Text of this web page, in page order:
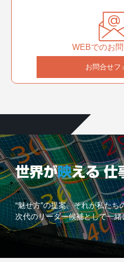
WEBでのお
お問合せフ
“魅せ方”の提案、それが私たち
次代のリーダー候補として一緒